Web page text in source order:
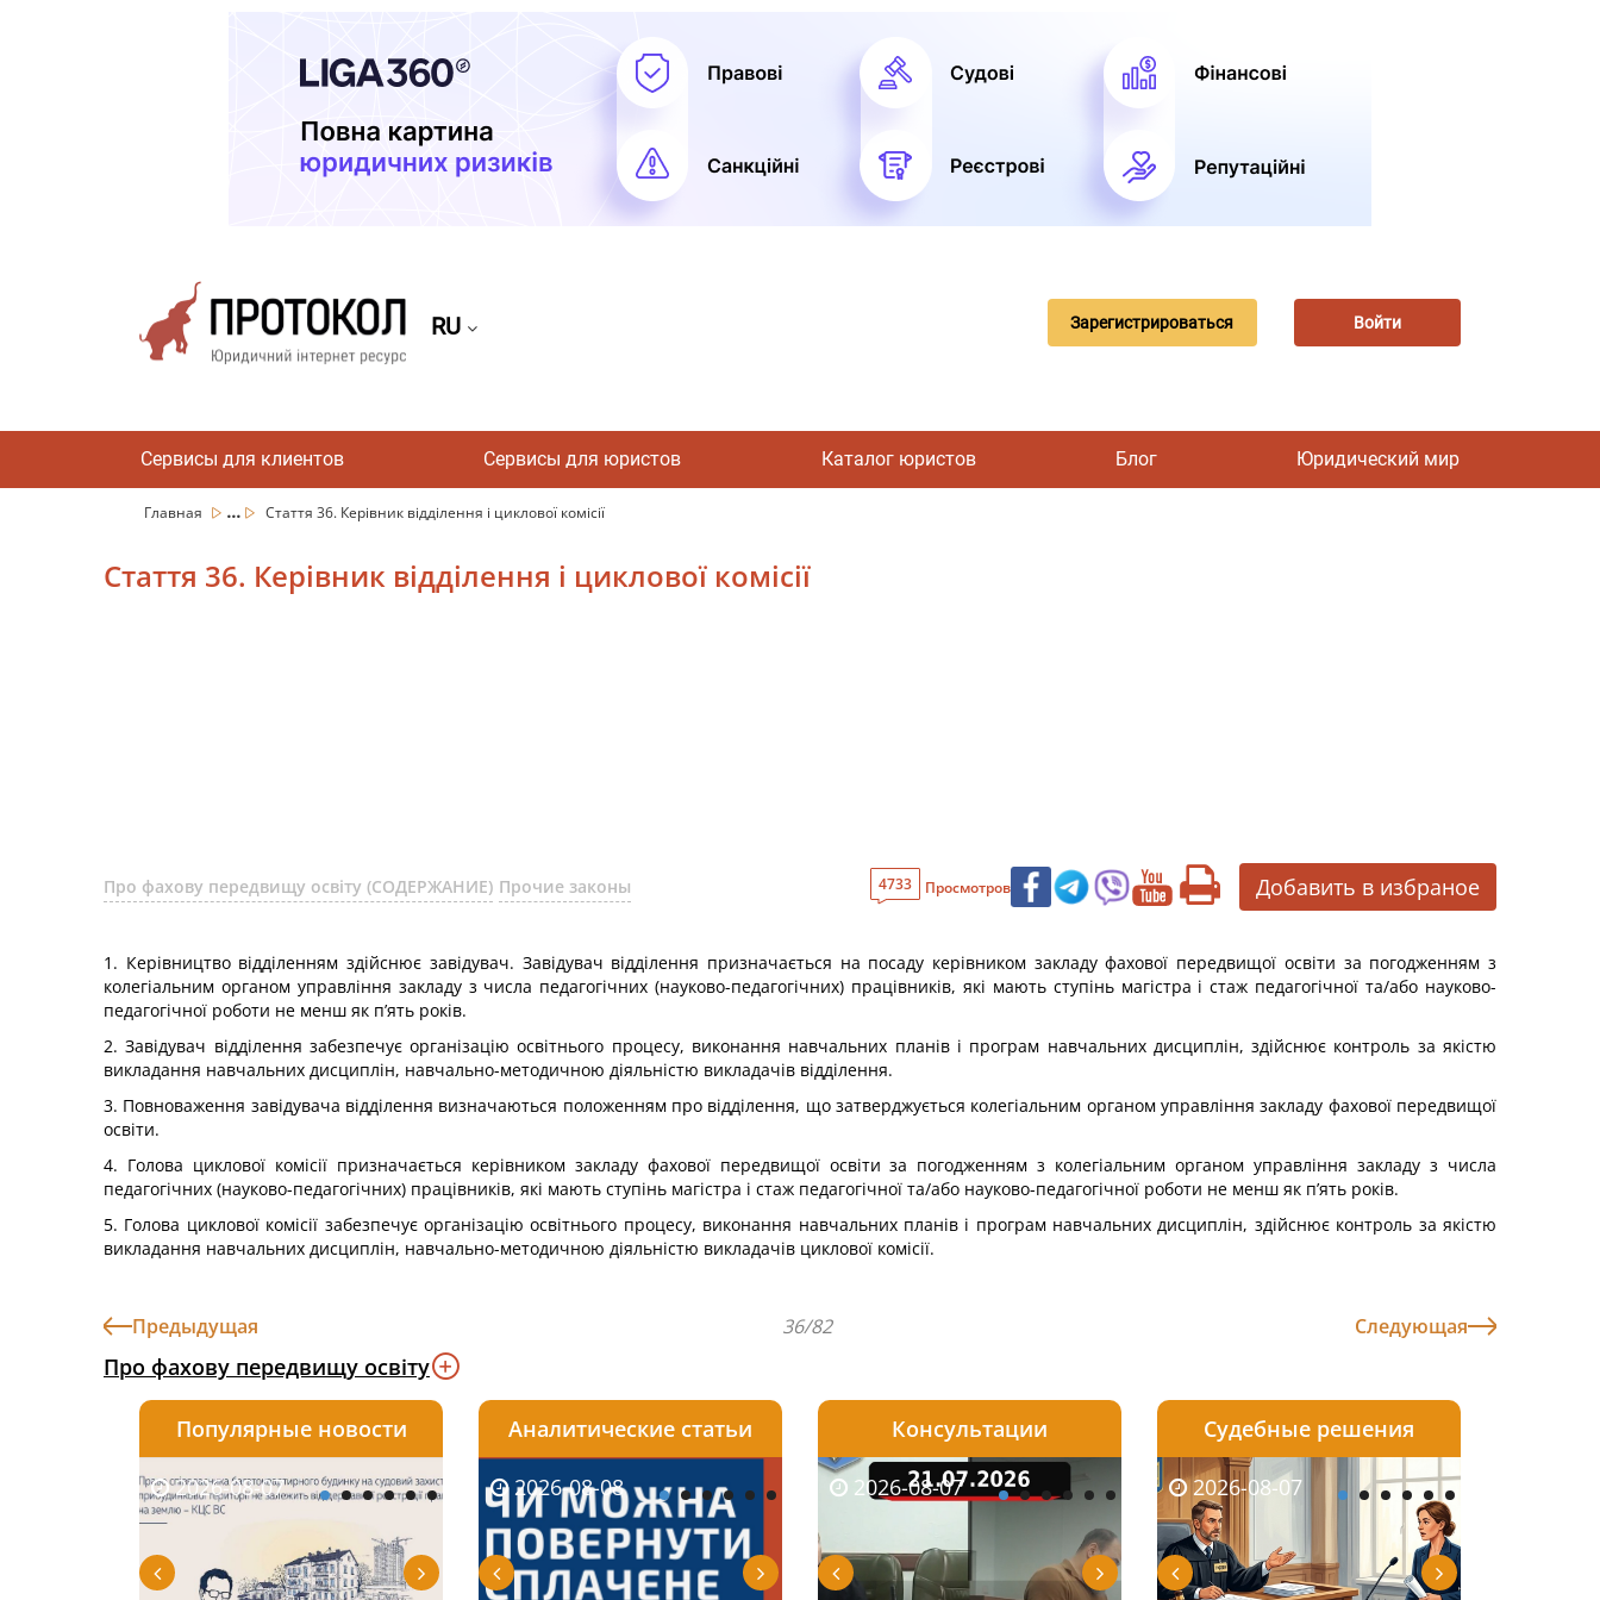
RU Зарегистрироваться Войти
Сервисы для клиентов Сервисы для юристов Каталог юристов Блог Юридический мир
Главная ... Стаття 36. Керівник відділення і циклової комісії
Стаття 36. Керівник відділення і циклової комісії
Про фахову передвищу освіту (СОДЕРЖАНИЕ) Прочие законы 4733 Просмотров Добавить в избраное
1. Керівництво відділенням здійснює завідувач. Завідувач відділення призначається на посаду керівником закладу фахової передвищої освіти за погодженням з
колегіальним органом управління закладу з числа педагогічних (науково-педагогічних) працівників, які мають ступінь магістра і стаж педагогічної та/або науково-
педагогічної роботи не менш як п’ять років.
2. Завідувач відділення забезпечує організацію освітнього процесу, виконання навчальних планів і програм навчальних дисциплін, здійснює контроль за якістю
викладання навчальних дисциплін, навчально-методичною діяльністю викладачів відділення.
3. Повноваження завідувача відділення визначаються положенням про відділення, що затверджується колегіальним органом управління закладу фахової передвищої
освіти.
4. Голова циклової комісії призначається керівником закладу фахової передвищої освіти за погодженням з колегіальним органом управління закладу з числа
педагогічних (науково-педагогічних) працівників, які мають ступінь магістра і стаж педагогічної та/або науково-педагогічної роботи не менш як п’ять років.
5. Голова циклової комісії забезпечує організацію освітнього процесу, виконання навчальних планів і програм навчальних дисциплін, здійснює контроль за якістю
викладання навчальних дисциплін, навчально-методичною діяльністю викладачів циклової комісії.
Предыдущая 36/82 Следующая
Про фахову передвищу освіту
Популярные новости
2026-08-07 2026-08-06 2026-08-06 2026-08-06 2026-08-05
Аналитические статьи
2026-08-03 2026-08-08 2026-08-07 2026-08-04 2026-08-04
Консультации
2026-05-25 2026-08-07 2026-07-03 2026-06-08
Судебные решения
2026-07-30 2026-08-07